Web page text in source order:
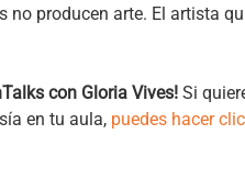
no producen arte. El artista
con Gloria Vives! Si
en tu aula, puedes hacer